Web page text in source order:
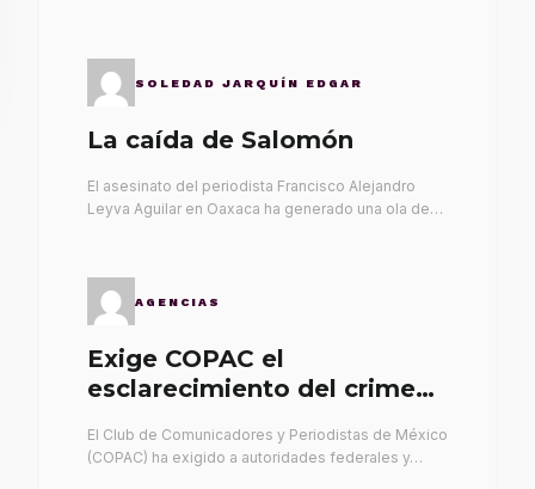
SOLEDAD JARQUÍN EDGAR
La caída de Salomón
El asesinato del periodista Francisco Alejandro
Leyva Aguilar en Oaxaca ha generado una ola de…
AGENCIAS
Exige COPAC el
esclarecimiento del crimen
El Club de Comunicadores y Periodistas de México
(COPAC) ha exigido a autoridades federales y…